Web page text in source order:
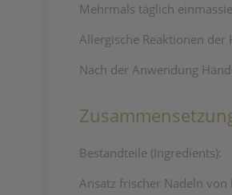
Mehrmals täglich
Allergische Reaktionen
Nach der Anwendung
Bestandteile (Ingredients):
Ansatz frischer Nadeln